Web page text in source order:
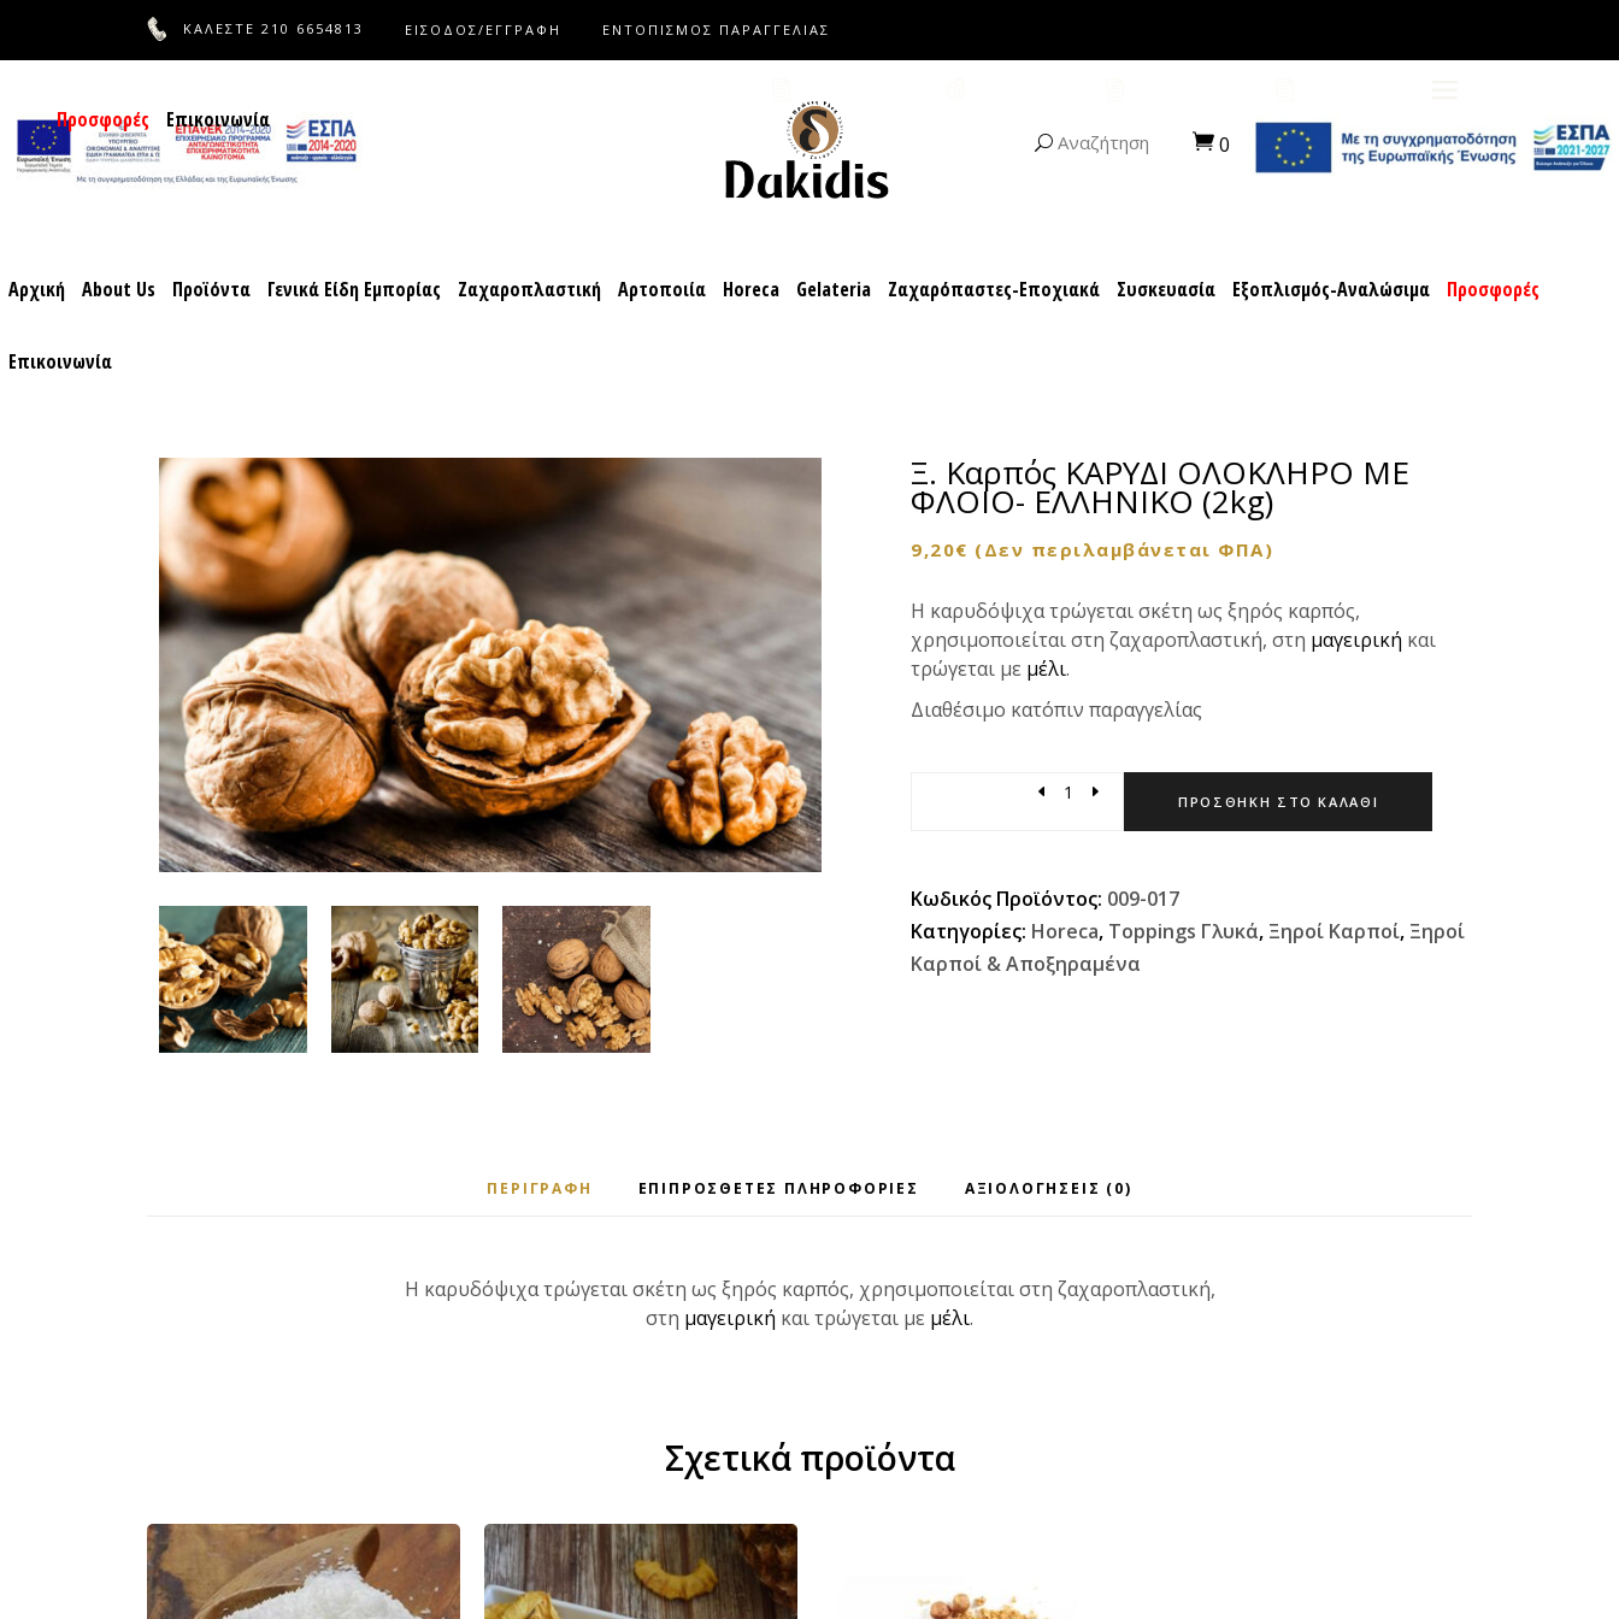
ΚΑΛΕΣΤΕ 210 6654813 ΕΙΣΟΔΟΣ/ΕΓΓΡΑΦΗ ΕΝΤΟΠΙΣΜΟΣ ΠΑΡΑΓΓΕΛΙΑΣ
Αναζήτηση 0
Αρχική About Us Προϊόντα Γενικά Είδη Εμπορίας Ζαχαροπλαστική Αρτοποιία Horeca Gelateria Ζαχαρόπαστες-Εποχιακά Συσκευασία Εξοπλισμός-Αναλώσιμα Προσφορές
Επικοινωνία
About Us
Προσφορές Επικοινωνία
Ξ. Καρπός ΚΑΡΥΔΙ ΟΛΟΚΛΗΡΟ ΜΕ
ΦΛΟΙΟ- ΕΛΛΗΝΙΚΟ (2kg)
9,20€ (Δεν περιλαμβάνεται ΦΠΑ)
Η καρυδόψιχα τρώγεται σκέτη ως ξηρός καρπός,
χρησιμοποιείται στη ζαχαροπλαστική, στη μαγειρική και
τρώγεται με μέλι.
Διαθέσιμο κατόπιν παραγγελίας
ΠΡΟΣΘΉΚΗ ΣΤΟ ΚΑΛΆΘΙ
Κωδικός Προϊόντος: 009-017
Κατηγορίες: Horeca, Toppings Γλυκά, Ξηροί Καρποί, Ξηροί
Καρποί & Αποξηραμένα
ΠΕΡΙΓΡΑΦΉ ΕΠΙΠΡΌΣΘΕΤΕΣ ΠΛΗΡΟΦΟΡΊΕΣ ΑΞΙΟΛΟΓΉΣΕΙΣ (0)
Η καρυδόψιχα τρώγεται σκέτη ως ξηρός καρπός, χρησιμοποιείται στη ζαχαροπλαστική,
στη μαγειρική και τρώγεται με μέλι.
Σχετικά προϊόντα